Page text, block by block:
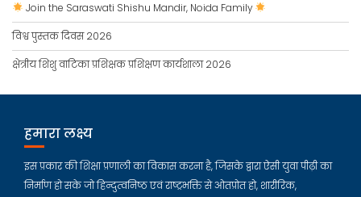
Join the Saraswati Shishu Mandir, Noida Family
विश्व पुस्तक दिवस 2026
क्षेत्रीय शिशु वाटिका प्रशिक्षक प्रशिक्षण कार्यशाला 2026
हमारा लक्ष्य
इस प्रकार की शिक्षा प्रणाली का विकास करना है, जिसके द्वारा ऐसी युवा पीढ़ी का
निर्माण हो सके जो हिन्दुत्वनिष्ठ एवं राष्ट्रभक्ति से ओतप्रोत हो, शारीरिक,